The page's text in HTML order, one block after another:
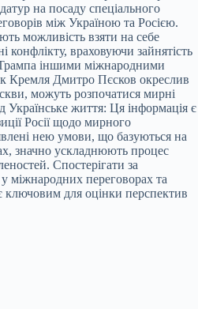
на посаду спеціального
між Україною та Росією.
можливість взяти на себе
конфлікту, враховуючи зайнятість
іншими міжнародними
Кремля Дмитро Пєсков окреслив
можуть розпочатися мирні
Українське життя: Ця інформація є
Росії щодо мирного
нею умови, що базуються на
значно ускладнюють процес
Спостерігати за
міжнародних переговорах та
ключовим для оцінки перспектив